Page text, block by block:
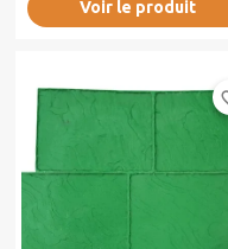
Voir le produit